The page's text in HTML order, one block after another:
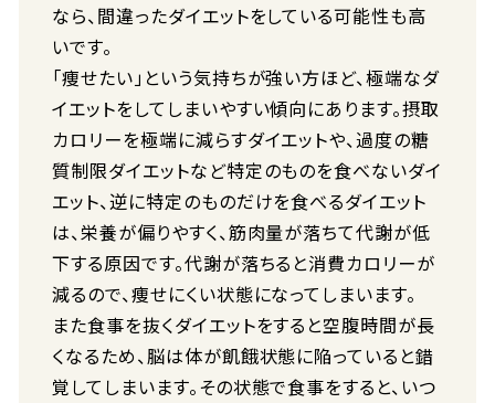
なら、間違ったダイエットをしている可能性も高
いです。
「痩せたい」という気持ちが強い方ほど、極端なダ
イエットをしてしまいやすい傾向にあります。摂取
カロリーを極端に減らすダイエットや、過度の糖
質制限ダイエットなど特定のものを食べないダイ
エット、逆に特定のものだけを食べるダイエット
は、栄養が偏りやすく、筋肉量が落ちて代謝が低
下する原因です。代謝が落ちると消費カロリーが
減るので、痩せにくい状態になってしまいます。
また食事を抜くダイエットをすると空腹時間が長
くなるため、脳は体が飢餓状態に陥っていると錯
覚してしまいます。その状態で食事をすると、いつ